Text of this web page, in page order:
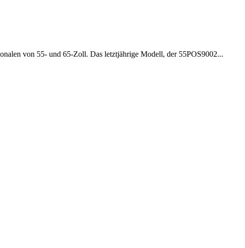
von 55- und 65-Zoll. Das letztjährige Modell, der 55POS9002...